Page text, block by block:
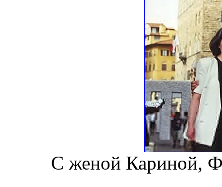
С женой Кариной,